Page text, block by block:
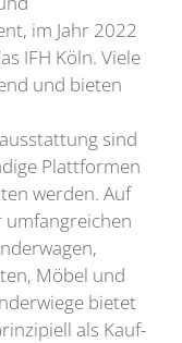
im Jahr 2022
IFH Köln. Viele
und bieten
sind
Plattformen
werden. Auf
Möbel und
bietet
als Kauf-